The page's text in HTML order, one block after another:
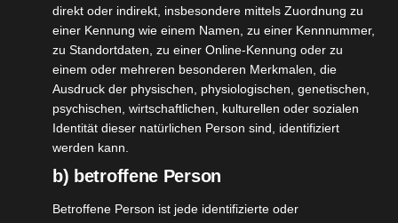
direkt oder indirekt, insbesondere mittels Zuordnung zu
einer Kennung wie einem Namen, zu einer Kennnummer,
zu Standortdaten, zu einer Online-Kennung oder zu
einem oder mehreren besonderen Merkmalen, die
Ausdruck der physischen, physiologischen, genetischen,
psychischen, wirtschaftlichen, kulturellen oder sozialen
Identität dieser natürlichen Person sind, identifiziert
werden kann.
b) betroffene Person
Betroffene Person ist jede identifizierte oder